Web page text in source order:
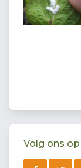
Volg ons